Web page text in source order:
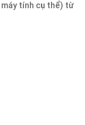
máy tính cụ thể) từ